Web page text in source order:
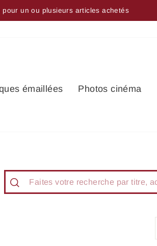
un ou plusieurs articles achetés
émaillées Photos cinéma
Recherche